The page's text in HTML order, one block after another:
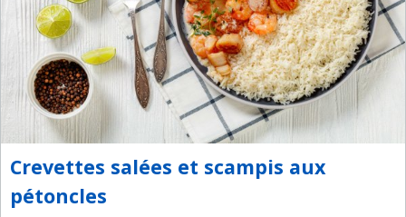
Crevettes salées et scampis aux
pétoncles